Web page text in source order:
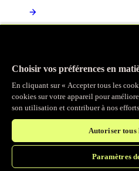
sur des normes ouvertes et
produits Fastly
Accélérez vos charges de
Choisir vos préférences en
En cliquant sur « Accepter tous les
cookies sur votre appareil pour
son utilisation et contribuer à nos
Autoriser tous
Paramètres